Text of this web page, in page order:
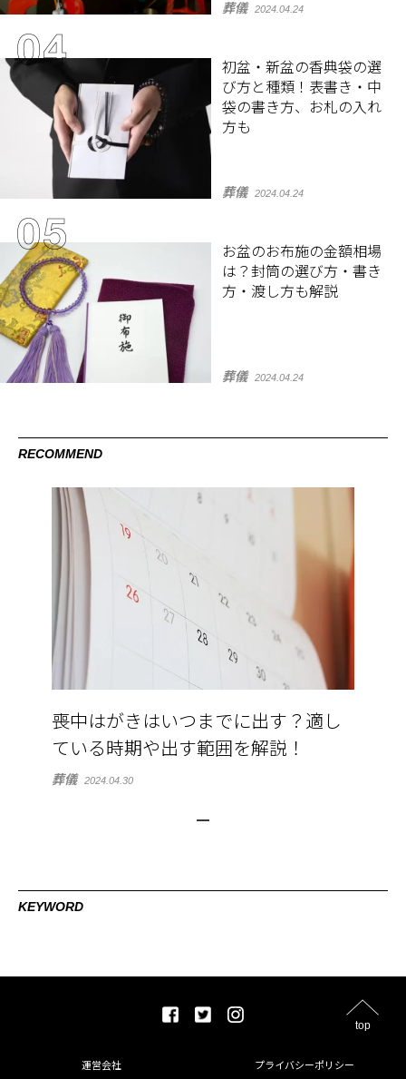
葬儀 2024.04.24
初盆・新盆の香典袋の選
び方と種類！表書き・中
袋の書き方、お札の入れ
方も
葬儀 2024.04.24
お盆のお布施の金額相場
は？封筒の選び方・書き
方・渡し方も解説
葬儀 2024.04.24
RECOMMEND
喪中はがきはいつまでに出す？適し
ている時期や出す範囲を解説！
葬儀 2024.04.30
KEYWORD
top
運営会社 プライバシーポリシー